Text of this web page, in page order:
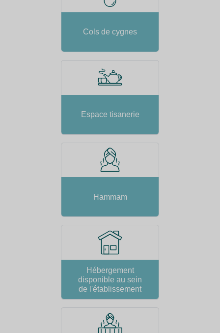
Cols de cygnes
Espace tisanerie
Hammam
Hébergement
disponible au sein
de l'établissement